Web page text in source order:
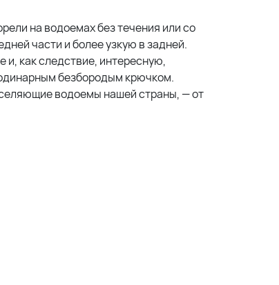
на водоемах без течения или со
части и более узкую в задней.
и, как следствие, интересную,
безбородым крючком.
водоемы нашей страны, — от